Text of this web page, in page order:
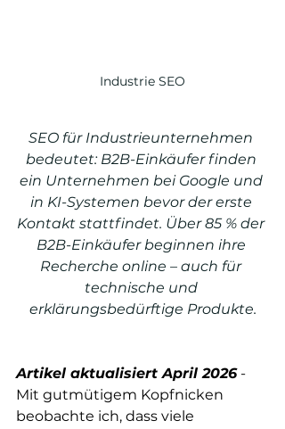
Industrie SEO
SEO für Industrieunternehmen
bedeutet: B2B-Einkäufer finden
ein Unternehmen bei Google und
in KI-Systemen bevor der erste
Kontakt stattfindet. Über 85 % der
B2B-Einkäufer beginnen ihre
Recherche online – auch für
technische und
erklärungsbedürftige Produkte.
Artikel aktualisiert April 2026 -
Mit gutmütigem Kopfnicken
beobachte ich, dass viele